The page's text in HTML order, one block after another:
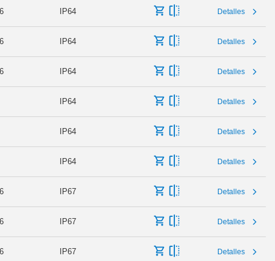
6 IP64 Detalles
6 IP64 Detalles
6 IP64 Detalles
IP64 Detalles
IP64 Detalles
IP64 Detalles
6 IP67 Detalles
6 IP67 Detalles
6 IP67 Detalles